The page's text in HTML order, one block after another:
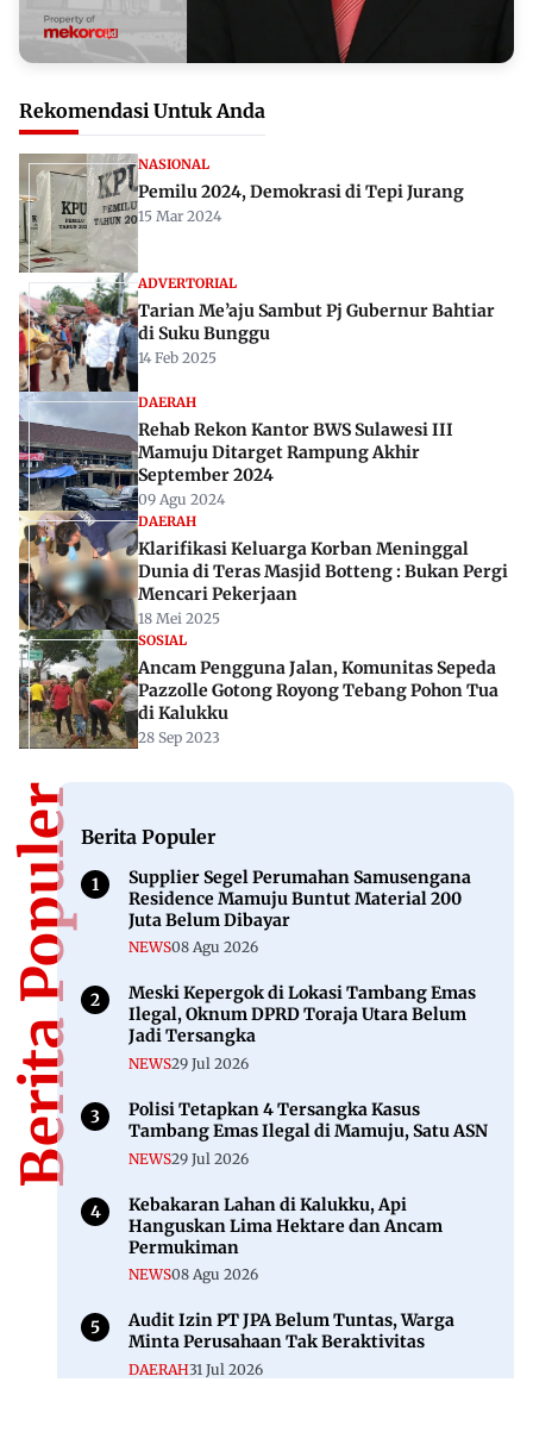
Rekomendasi Untuk Anda
NASIONAL
Pemilu 2024, Demokrasi di Tepi Jurang
15 Mar 2024
ADVERTORIAL
Tarian Me’aju Sambut Pj Gubernur Bahtiar
di Suku Bunggu
14 Feb 2025
DAERAH
Rehab Rekon Kantor BWS Sulawesi III
Mamuju Ditarget Rampung Akhir
September 2024
09 Agu 2024
DAERAH
Klarifikasi Keluarga Korban Meninggal
Dunia di Teras Masjid Botteng : Bukan Pergi
Mencari Pekerjaan
18 Mei 2025
SOSIAL
Ancam Pengguna Jalan, Komunitas Sepeda
Pazzolle Gotong Royong Tebang Pohon Tua
di Kalukku
28 Sep 2023
Berita PopulerBerita Populer
Supplier Segel Perumahan Samusengana
Residence Mamuju Buntut Material 200
Juta Belum Dibayar
NEWS08 Agu 2026
Meski Kepergok di Lokasi Tambang Emas
Ilegal, Oknum DPRD Toraja Utara Belum
Jadi Tersangka
NEWS29 Jul 2026
Polisi Tetapkan 4 Tersangka Kasus
Tambang Emas Ilegal di Mamuju, Satu ASN
NEWS29 Jul 2026
Kebakaran Lahan di Kalukku, Api
Hanguskan Lima Hektare dan Ancam
Permukiman
NEWS08 Agu 2026
Audit Izin PT JPA Belum Tuntas, Warga
Minta Perusahaan Tak Beraktivitas
DAERAH31 Jul 2026